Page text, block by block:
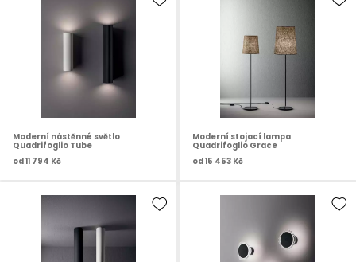
Moderní nástěnné světlo
Quadrifoglio Tube
od11 794 Kč
Moderní stojací lampa
Quadrifoglio Grace
od15 453 Kč